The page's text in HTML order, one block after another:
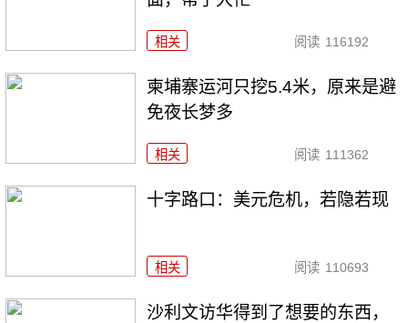
相关 阅读 116192
柬埔寨运河只挖5.4米，原来是避
免夜长梦多
相关 阅读 111362
十字路口：美元危机，若隐若现
相关 阅读 110693
沙利文访华得到了想要的东西，